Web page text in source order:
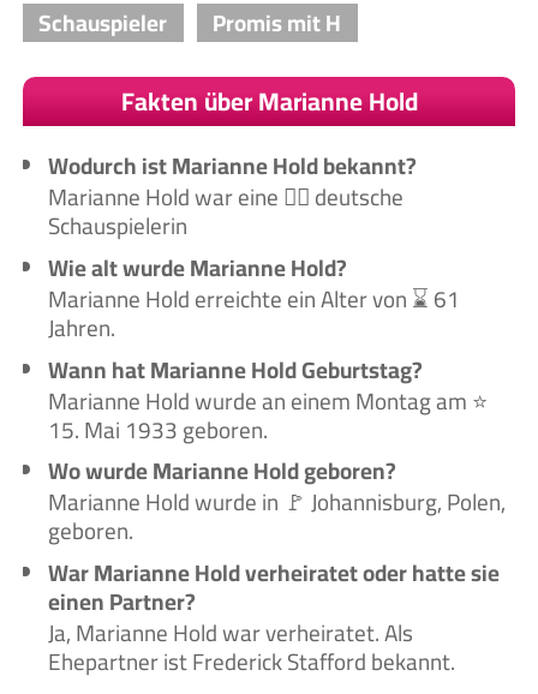
Schauspieler
Promis mit H
Fakten über Marianne Hold
Wodurch ist Marianne Hold bekannt?
Marianne Hold war eine 🙋‍♀️ deutsche
Schauspielerin
Wie alt wurde Marianne Hold?
Marianne Hold erreichte ein Alter von ⌛ 61
Jahren.
Wann hat Marianne Hold Geburtstag?
Marianne Hold wurde an einem Montag am ⭐
15. Mai 1933 geboren.
Wo wurde Marianne Hold geboren?
Marianne Hold wurde in 🚩 Johannisburg, Polen,
geboren.
War Marianne Hold verheiratet oder hatte sie
einen Partner?
Ja, Marianne Hold war verheiratet. Als
Ehepartner ist Frederick Stafford bekannt.